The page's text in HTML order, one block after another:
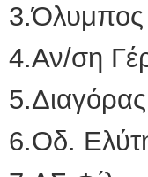
4.Αν/ση
6.Οδ.